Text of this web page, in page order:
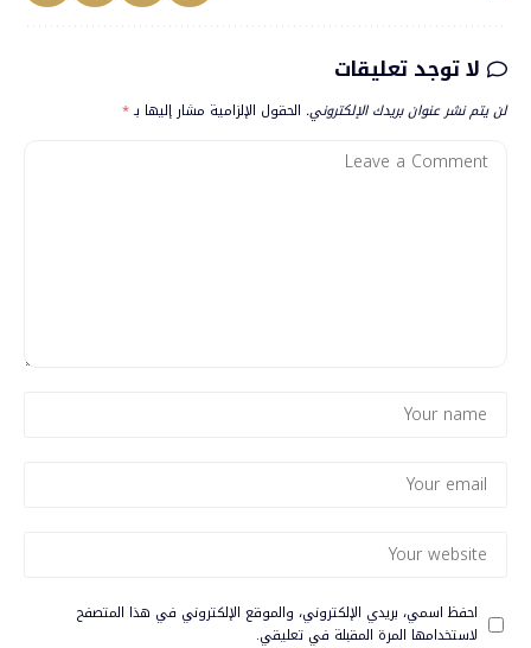
لا توجد تعليقات
لن يتم نشر عنوان بريدك الإلكتروني. الحقول الإلزامية مشار إليها بـ*
احفظ اسمي، بريدي الإلكتروني، والموقع الإلكتروني في هذا المتصفح
لاستخدامها المرة المقبلة في تعليقي.